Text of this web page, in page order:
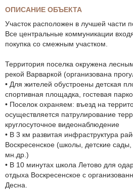
ОПИСАНИЕ ОБЪЕКТА
Участок расположен в лучшей части
Все центральные коммуникации
покупка со смежным участком.
Территория поселка окружена
рекой Варваркой (организована
• Для жителей обустроены детская
спортивная площадка, гостевая
• Поселок охраняем: въезд на
осуществляется патрулирование
круглосуточное видеонаблюдение
• В 3 км развитая инфраструктура
Воскресенское (школы, детские
мн.др.)
• В 10 минутах школа Летово для
отдыха Воскресенское с
Десна.